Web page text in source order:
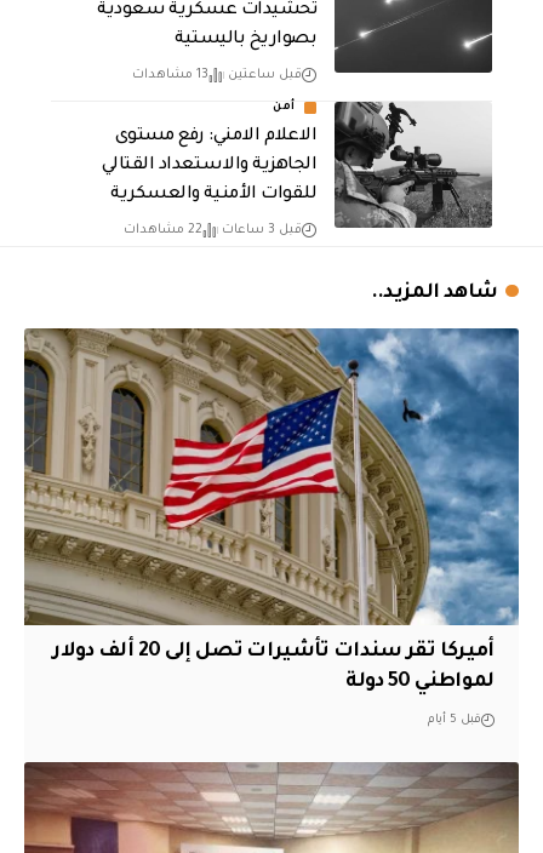
تحشيدات عسكرية سعودية
بصواريخ باليستية
قبل ساعتين 13 مشاهدات
أمن
الاعلام الامني: رفع مستوى
الجاهزية والاستعداد القتالي
للقوات الأمنية والعسكرية
قبل 3 ساعات 22 مشاهدات
شاهد المزيد..
أميركا تقر سندات تأشيرات تصل إلى 20 ألف دولار
لمواطني 50 دولة
قبل 5 أيام